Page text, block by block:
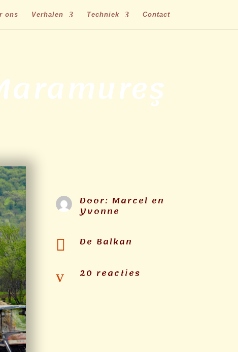
ons Verhalen Techniek Contact
Door: Marcel en
Yvonne
 De Balkan
v 20 reacties